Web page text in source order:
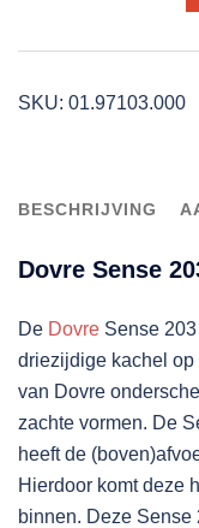
SKU: 01.97103.000
BESCHRIJVING
Dovre Sense
De Dovre Sense 203
driezijdige kachel
van Dovre
zachte vormen. De
heeft de
Hierdoor komt deze
binnen. Deze